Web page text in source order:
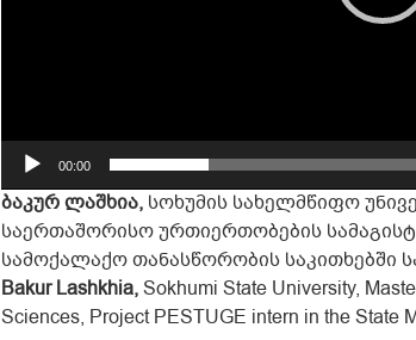
00:00
ბაკურ ლაშხია, სოხუმის სახელმწიფო
საერთაშორისო ურთიერთობების
სამოქალაქო თანასწორობის საკითხებში
Bakur Lashkhia,Sokhumi State University,
Sciences, Project PESTUGE intern in the State